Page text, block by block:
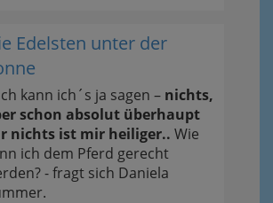
Edelsten unter der
kann ich´s ja sagen – nichts,
schon absolut überhaupt
nichts ist mir heiliger.. Wie
ich dem Pferd gerecht
- fragt sich Daniela